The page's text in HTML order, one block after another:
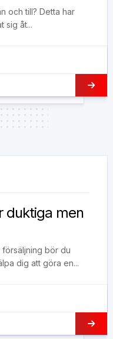
och till? Detta har
sig åt...
duktiga men
bör du
dig att göra en...